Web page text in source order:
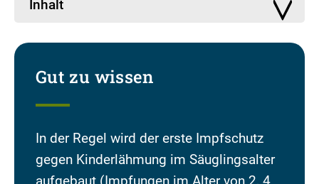
Inhalt
Gut zu wissen
In der Regel wird der erste Impfschutz
gegen Kinderlähmung im Säuglingsalter